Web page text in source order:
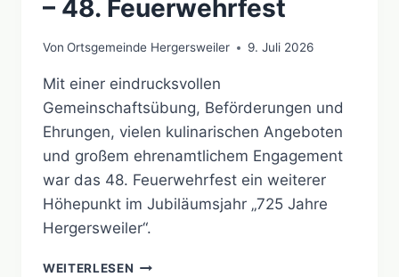
– 48. Feuerwehrfest
Von Ortsgemeinde Hergersweiler 9. Juli 2026
Mit einer eindrucksvollen
Gemeinschaftsübung, Beförderungen und
Ehrungen, vielen kulinarischen Angeboten
und großem ehrenamtlichem Engagement
war das 48. Feuerwehrfest ein weiterer
Höhepunkt im Jubiläumsjahr „725 Jahre
Hergersweiler“.
WEITERLESEN 725